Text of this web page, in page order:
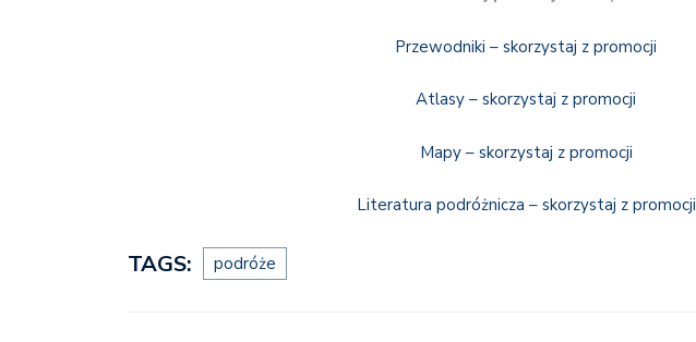
Przewodniki – skorzystaj z promocji
Atlasy – skorzystaj z promocji
Mapy – skorzystaj z promocji
Literatura podróżnicza – skorzystaj z promocji
TAGS: podróże